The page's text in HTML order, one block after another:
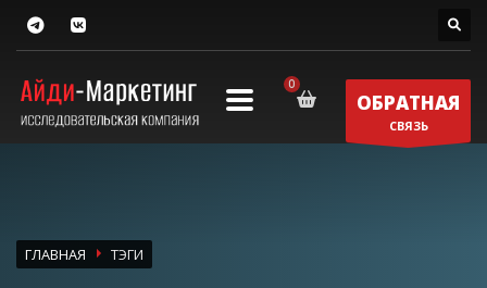
ОБРАТНАЯ
СВЯЗЬ
ГЛАВНАЯ ТЭГИ